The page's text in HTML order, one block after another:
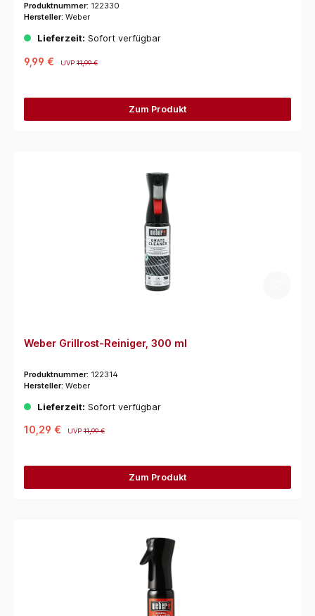
Produktnummer: 122330
Hersteller: Weber
Lieferzeit: Sofort verfügbar
9,99 € UVP11,99 €
Zum Produkt
Weber Grillrost-Reiniger, 300 ml
Produktnummer: 122314
Hersteller: Weber
Lieferzeit: Sofort verfügbar
10,29 € UVP11,99 €
Zum Produkt